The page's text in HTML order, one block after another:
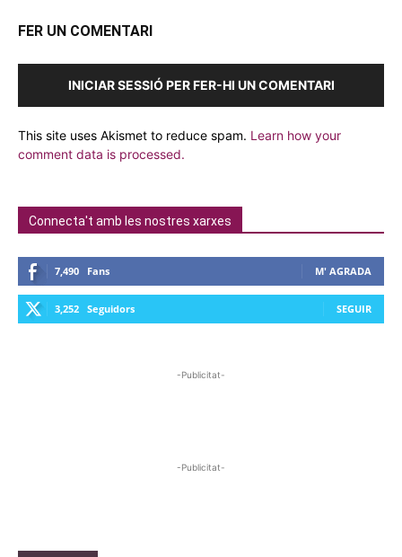
FER UN COMENTARI
INICIAR SESSIÓ PER FER-HI UN COMENTARI
This site uses Akismet to reduce spam. Learn how your
comment data is processed.
Connecta't amb les nostres xarxes
7,490 Fans M' AGRADA
3,252 Seguidors SEGUIR
-Publicitat-
-Publicitat-